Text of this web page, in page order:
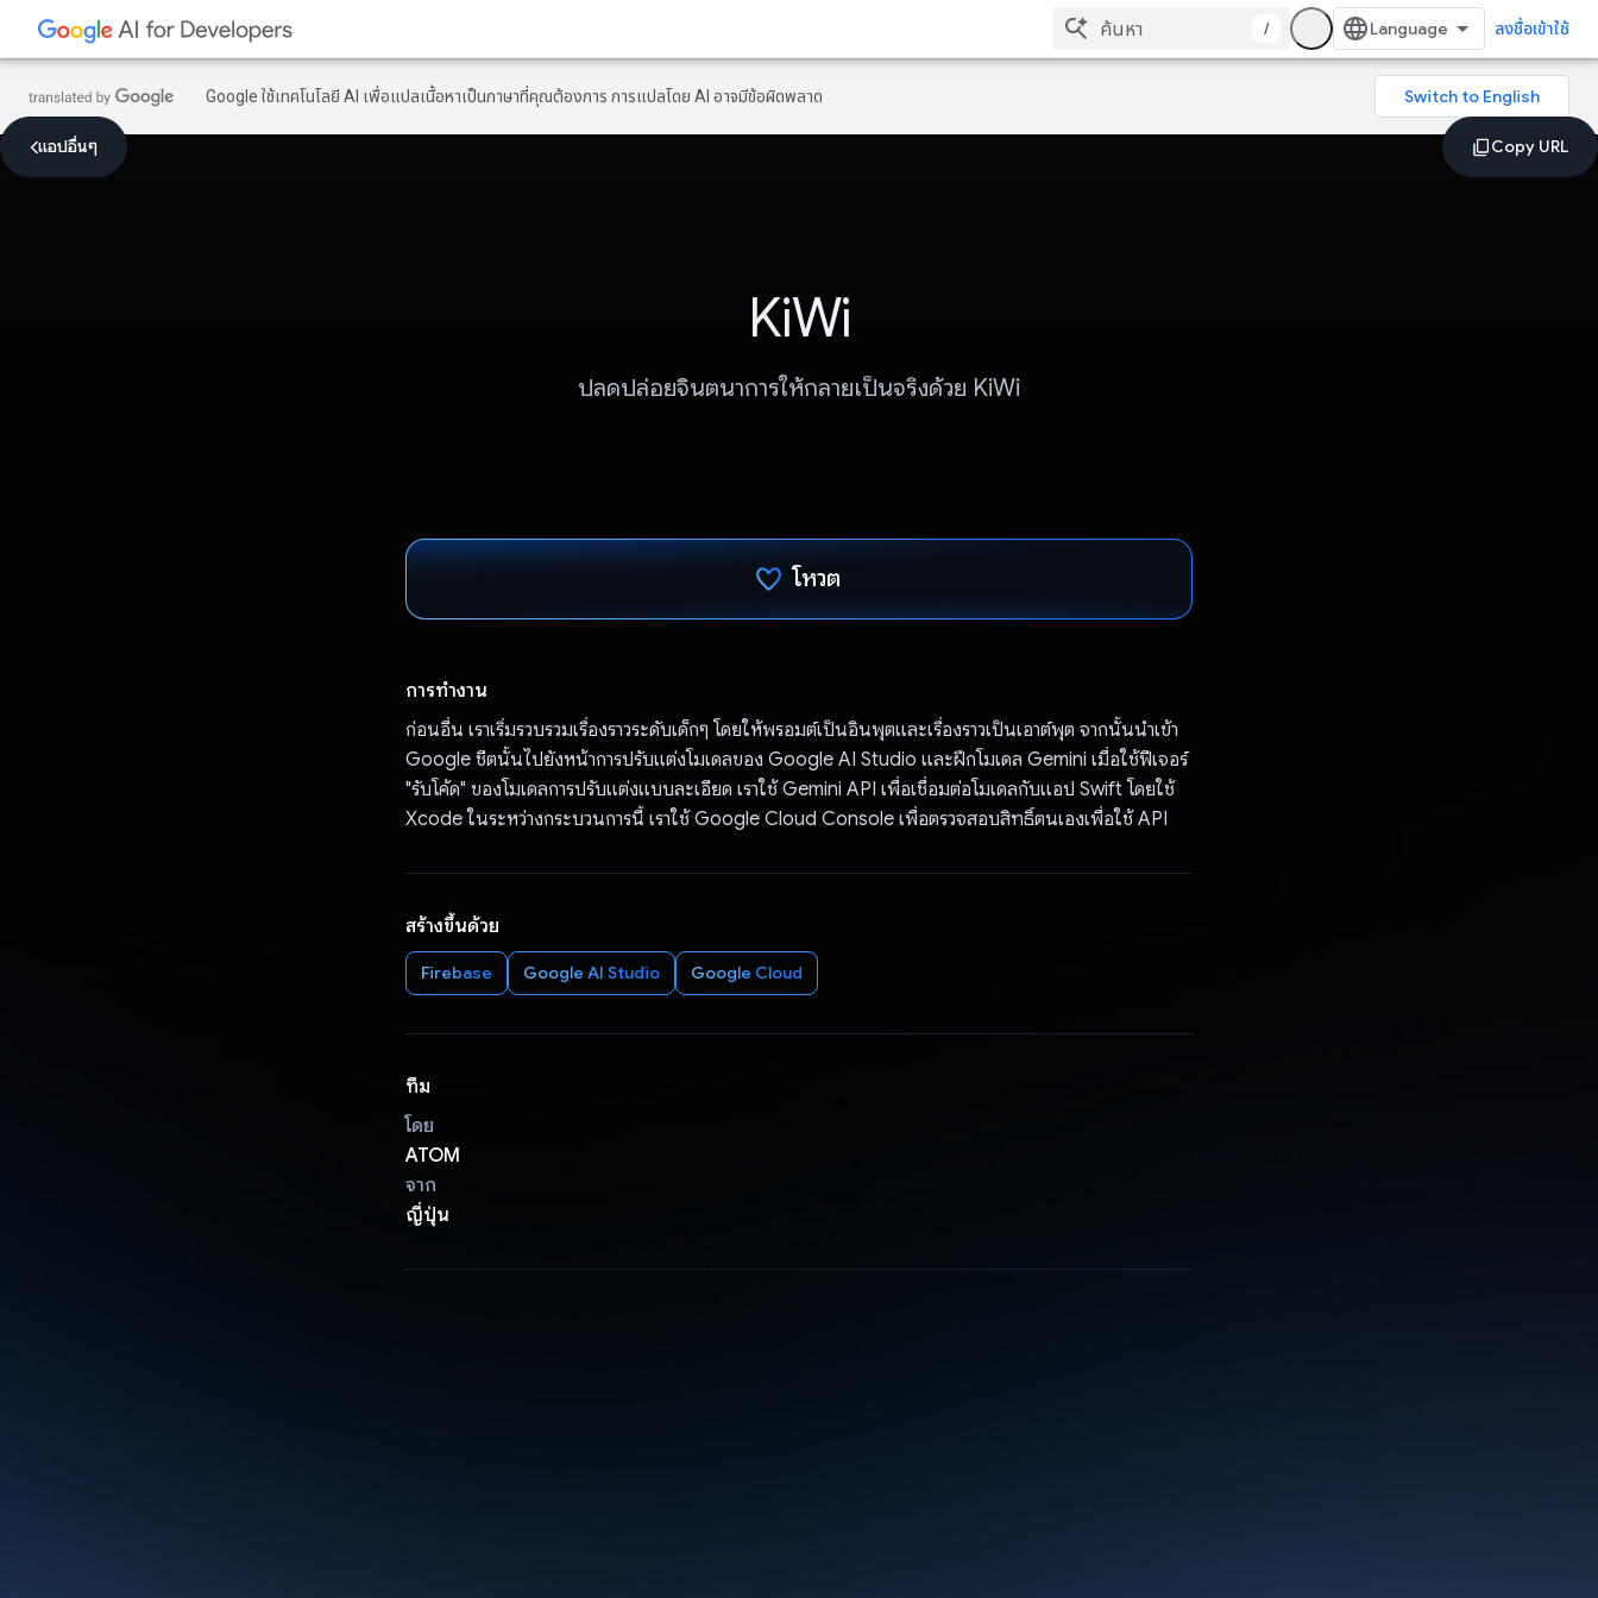
/ ลงชื่อเข้าใช้
Google ใช้เทคโนโลยี AI เพื่อแปลเนื้อหาเป็นภาษาที่คุณต้องการ การแปลโดย AI อาจมีข้อผิดพลาด
แอปอื่นๆ
KiWi
ปลดปล่อยจินตนาการให้กลายเป็นจริงด้วย KiWi
โหวต
การทำงาน
ก่อนอื่น เราเริ่มรวบรวมเรื่องราวระดับเด็กๆ โดยให้พรอมต์เป็นอินพุตและเรื่องราวเป็นเอาต์พุต จากนั้นนําเข้า
Google ชีตนั้นไปยังหน้าการปรับแต่งโมเดลของ Google AI Studio และฝึกโมเดล Gemini เมื่อใช้ฟีเจอร์
"รับโค้ด" ของโมเดลการปรับแต่งแบบละเอียด เราใช้ Gemini API เพื่อเชื่อมต่อโมเดลกับแอป Swift โดยใช้
Xcode ในระหว่างกระบวนการนี้ เราใช้ Google Cloud Console เพื่อตรวจสอบสิทธิ์ตนเองเพื่อใช้ API
สร้างขึ้นด้วย
Firebase Google AI Studio Google Cloud
ทีม
โดย
ATOM
จาก
ญี่ปุ่น